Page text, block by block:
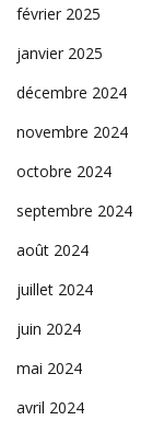
février 2025
janvier 2025
décembre 2024
novembre 2024
octobre 2024
septembre 2024
août 2024
juillet 2024
juin 2024
mai 2024
avril 2024